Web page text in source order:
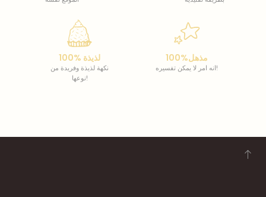
100% لذيذة
نكهة لذيذة وفريدة من
نوعها!
100%مذهل
انه امر لا يمكن تفسيره!